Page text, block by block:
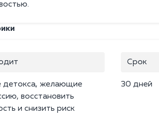
детокса, желающие
восстановить
и снизить риск
Срок
30 дней